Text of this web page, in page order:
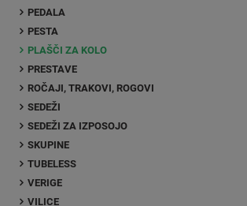
PEDALA
PESTA
PLAŠČI ZA KOLO
PRESTAVE
ROČAJI, TRAKOVI, ROGOVI
SEDEŽI
SEDEŽI ZA IZPOSOJO
SKUPINE
TUBELESS
VERIGE
VILICE